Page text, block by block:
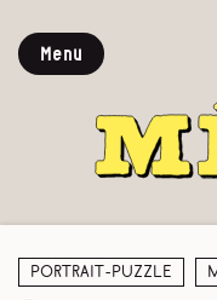
Menu
Portrait-puzzle